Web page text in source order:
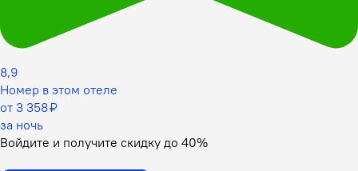
8,9
Номер в этом отеле
от 3 358 ₽
за ночь
Войдите и получите скидку до 40%